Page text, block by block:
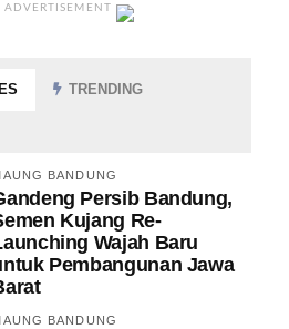
ADVERTISEMENT
TRENDING
BANDUNG
Persib Bandung,
Kujang Re-
Wajah Baru
Pembangunan Jawa
BANDUNG